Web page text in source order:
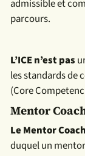
admissible et
parcours.
L’ICE n’est pas
les standards de
(Core
Mentor
Le Mentor
duquel un